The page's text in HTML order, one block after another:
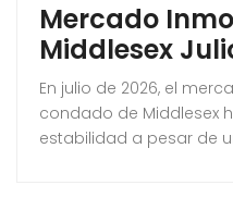
Mercado
Middlesex
En julio de 2026, el
condado de Middlesex
estabilidad a pesar de